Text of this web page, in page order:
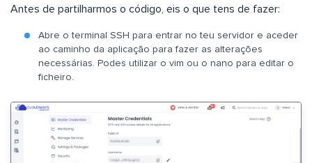
Antes de partilharmos o código, eis o que tens de fazer:
Abre o terminal SSH para entrar no teu servidor e aceder
ao caminho da aplicação para fazer as alterações
necessárias. Podes utilizar o vim ou o nano para editar o
ficheiro.